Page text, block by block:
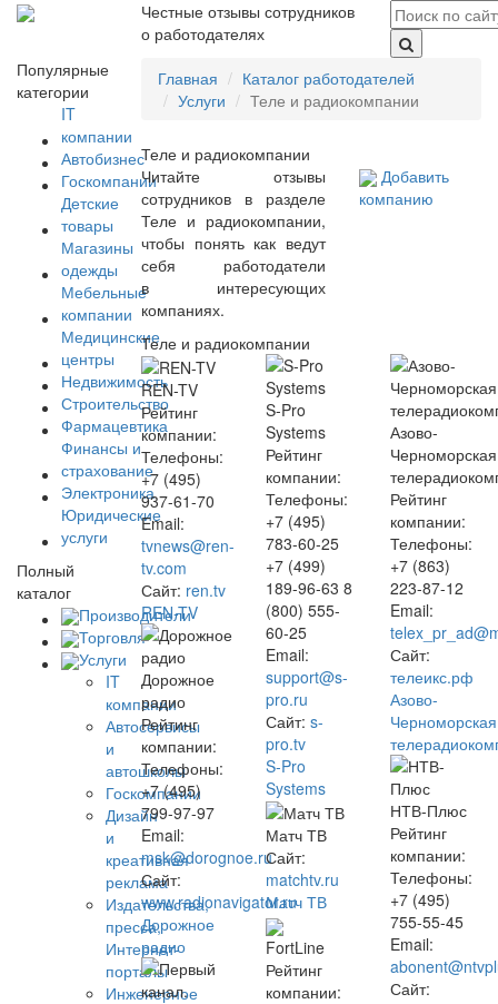
Честные отзывы сотрудников
о работодателях
Популярные
категории
IT
компании
Автобизнес
Госкомпании
Детские
товары
Магазины
одежды
Мебельные
компании
Медицинские
центры
Недвижимость
Строительство
Фармацевтика
Финансы и
страхование
Электроника
Юридические
услуги
Полный
каталог
Производители
Торговля
Услуги
IT
компании
Автосервисы
и
автошколы
Госкомпании
Дизайн
и
креативная
реклама
Издательства,
пресса,
Интернет-
порталы
Инженерное
Главная
Каталог работодателей
Услуги
Теле и радиокомпании
Теле и радиокомпании
Читайте отзывы
сотрудников в разделе
Теле и радиокомпании,
чтобы понять как ведут
себя работодатели
в интересующих
компаниях.
Добавить
компанию
Теле и радиокомпании
REN-TV
Рейтинг
компании:
Телефоны:
+7 (495)
937-61-70
Email:
tvnews@ren-
tv.com
Сайт: ren.tv
REN-TV
Дорожное
радио
Рейтинг
компании:
Телефоны:
+7 (495)
799-97-97
Email:
msk@dorognoe.ru
Сайт:
www.radionavigator.ru
Дорожное
радио
S-Pro
Systems
Рейтинг
компании:
Телефоны:
+7 (495)
783-60-25
+7 (499)
189-96-63 8
(800) 555-
60-25
Email:
support@s-
pro.ru
Сайт: s-
pro.tv
S-Pro
Systems
Матч ТВ
Сайт:
matchtv.ru
Матч ТВ
FortLine
Рейтинг
компании:
Азово-
Черноморская
Рейтинг
компании:
Телефоны:
+7 (863)
223-87-12
Email:
Сайт:
телеикс.рф
Азово-
Черноморская
НТВ-Плюс
Рейтинг
компании:
Телефоны:
+7 (495)
755-55-45
Email:
Сайт: